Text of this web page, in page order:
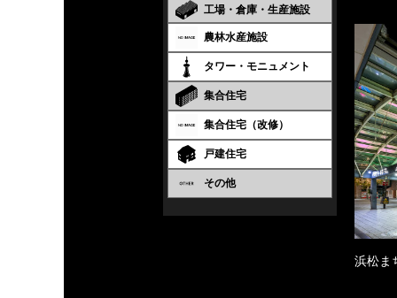
工場・倉庫・生産施設
農林水産施設
タワー・モニュメント
集合住宅
集合住宅（改修）
戸建住宅
その他
浜松ま